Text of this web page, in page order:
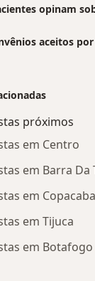
opinam
aceitos
próximos
em Centro
em Barra Da
em
em Tijuca
em Botafogo